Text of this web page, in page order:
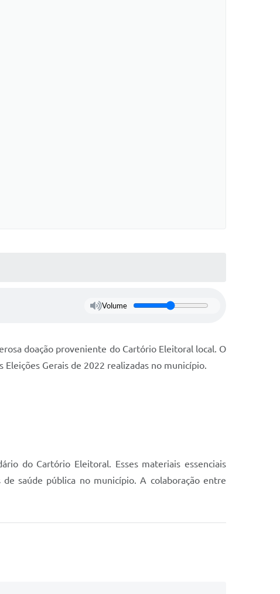
Volume
doação proveniente do Cartório Eleitoral local. O
Gerais de 2022 realizadas no município.
do Cartório Eleitoral. Esses materiais essenciais
saúde pública no município. A colaboração entre